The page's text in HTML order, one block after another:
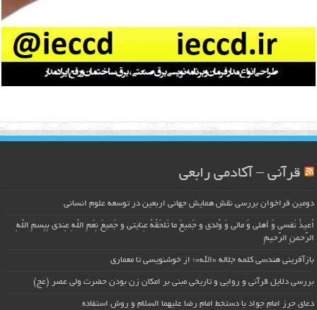
قرآنی – آکادمی رابعی
دومین فراخوان بررسی نقش همایش جهانی اربعین در توسعه علوم انسانی
اُعیذُ نَفسی وَ أهلی وَ مالی وَ وُلدی و جَمیعَ ما تَلحَقُهُ عِنایتی و جَمیعَ نِعَمِ اللّهِ عِندی بِبِسمِ اللّهِ
الرَّحمنِ الرَّحیمِ
بازآفرینی هندسی کلمه جلاله «الله»؛ از خوشنویسی تا معماری
بررسی دلایل قرآنی و روایی و تاریخی مبنی بر امکان زن بودن حضرت ولی عصر (عج)
دعای حرز امام جواد با دستخط امام رضا علیهما السلام و روش استفاده